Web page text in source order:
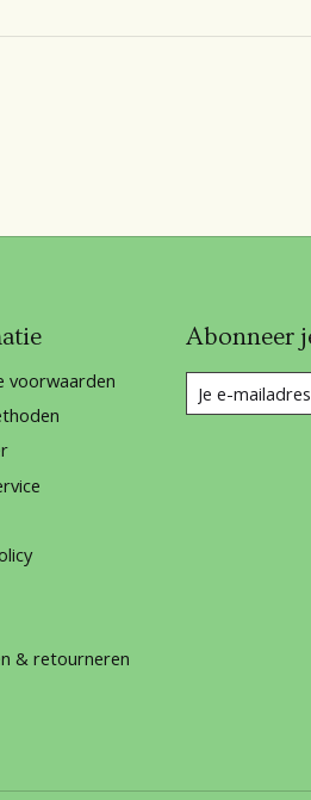
voorwaarden
& retourneren
Abonneer